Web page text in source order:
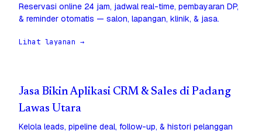
Reservasi online 24 jam, jadwal real-time, pembayaran DP,
& reminder otomatis — salon, lapangan, klinik, & jasa.
Lihat layanan →
Jasa Bikin Aplikasi CRM & Sales di Padang
Lawas Utara
Kelola leads, pipeline deal, follow-up, & histori pelanggan